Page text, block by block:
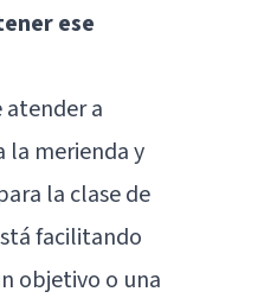
ese
a
la merienda y
la clase de
facilitando
objetivo o una